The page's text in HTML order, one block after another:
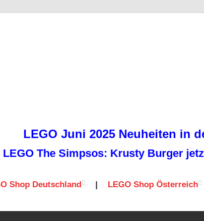
LEGO Juni 2025 Neuheiten in
LEGO The Simpsos: Krusty Burger
Shop Deutschland LEGO Shop Österreich